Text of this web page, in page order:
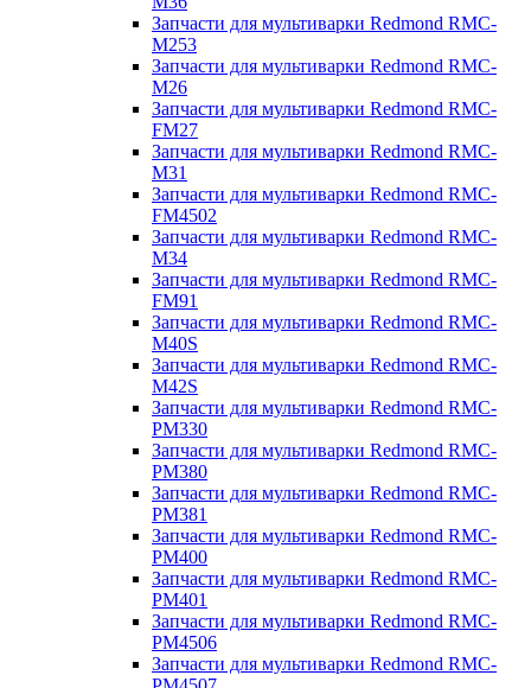
Запчасти для мультиварки Redmond RMC-
M253
Запчасти для мультиварки Redmond RMC-
M26
Запчасти для мультиварки Redmond RMC-
FM27
Запчасти для мультиварки Redmond RMC-
M31
Запчасти для мультиварки Redmond RMC-
FM4502
Запчасти для мультиварки Redmond RMC-
M34
Запчасти для мультиварки Redmond RMC-
FM91
Запчасти для мультиварки Redmond RMC-
M40S
Запчасти для мультиварки Redmond RMC-
M42S
Запчасти для мультиварки Redmond RMC-
PM330
Запчасти для мультиварки Redmond RMC-
PM380
Запчасти для мультиварки Redmond RMC-
PM381
Запчасти для мультиварки Redmond RMC-
PM400
Запчасти для мультиварки Redmond RMC-
PM401
Запчасти для мультиварки Redmond RMC-
PM4506
Запчасти для мультиварки Redmond RMC-